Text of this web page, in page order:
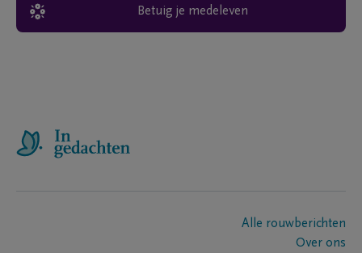
Betuig je medeleven
Alle rouwberichten
Over ons